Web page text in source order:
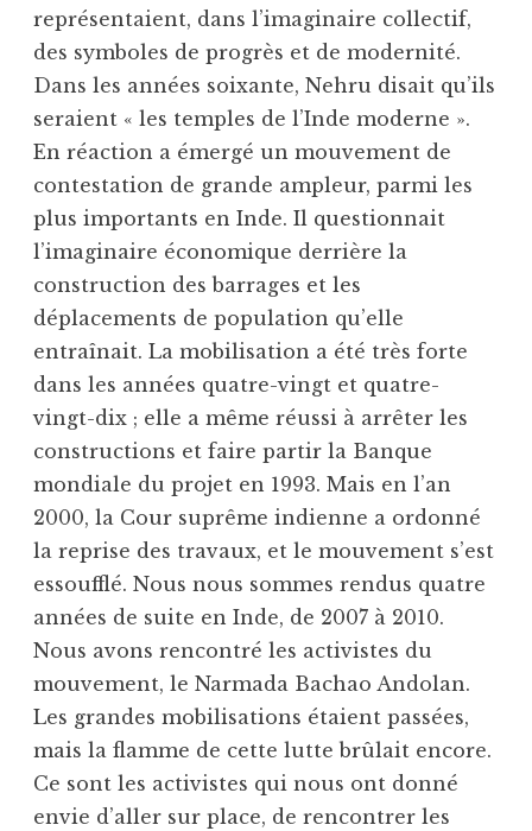
représentaient, dans l’imaginaire collectif,
des symboles de progrès et de modernité.
Dans les années soixante, Nehru disait qu’ils
seraient « les temples de l’Inde moderne ».
En réaction a émergé un mouvement de
contestation de grande ampleur, parmi les
plus importants en Inde. Il questionnait
l’imaginaire économique derrière la
construction des barrages et les
déplacements de population qu’elle
entraînait. La mobilisation a été très forte
dans les années quatre-vingt et quatre-
vingt-dix ; elle a même réussi à arrêter les
constructions et faire partir la Banque
mondiale du projet en 1993. Mais en l’an
2000, la Cour suprême indienne a ordonné
la reprise des travaux, et le mouvement s’est
essoufflé. Nous nous sommes rendus quatre
années de suite en Inde, de 2007 à 2010.
Nous avons rencontré les activistes du
mouvement, le Narmada Bachao Andolan.
Les grandes mobilisations étaient passées,
mais la flamme de cette lutte brûlait encore.
Ce sont les activistes qui nous ont donné
envie d’aller sur place, de rencontrer les